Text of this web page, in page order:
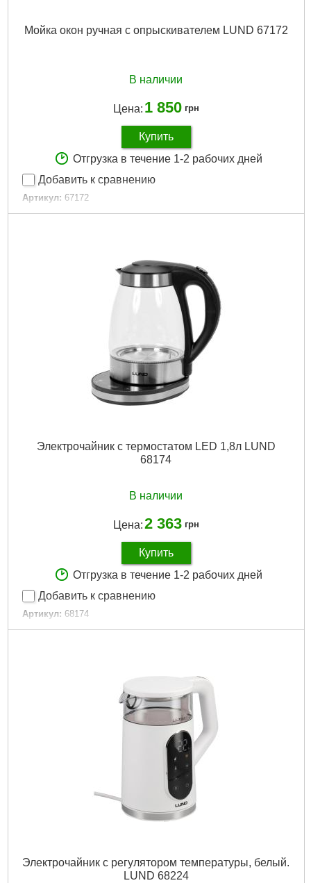
Мойка окон ручная с опрыскивателем LUND 67172
В наличии
Цена: 1 850 грн
Купить
Отгрузка в течение 1-2 рабочих дней
Добавить к сравнению
Артикул: 67172
Код товара: 30.97.48
Электрочайник с термостатом LED 1,8л LUND
68174
В наличии
Цена:2 363 грн
Купить
Отгрузка в течение 1-2 рабочих дней
Добавить к сравнению
Артикул: 68174
Код товара: 29.60.54
Электрочайник с регулятором температуры, белый.
LUND 68224